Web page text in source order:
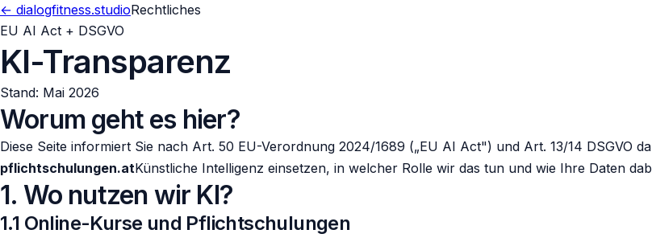
← dialogfitness.studioRechtliches
EU AI Act + DSGVO
KI-Transparenz
Stand: Mai 2026
Worum geht es hier?
Diese Seite informiert Sie nach Art. 50 EU-Verordnung 2024/1689 („EU AI Act") und Art. 13/14 DSGVO
pflichtschulungen.atKünstliche Intelligenz einsetzen, in welcher Rolle wir das tun und wie Ihre Daten
1. Wo nutzen wir KI?
1.1 Online-Kurse und Pflichtschulungen